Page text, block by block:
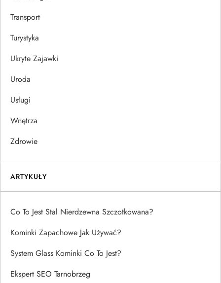
Transport
Turystyka
Ukryte Zajawki
Uroda
Usługi
Wnętrza
Zdrowie
ARTYKUŁY
Co To Jest Stal Nierdzewna Szczotkowana?
Kominki Zapachowe Jak Używać?
System Glass Kominki Co To Jest?
Ekspert SEO Tarnobrzeg